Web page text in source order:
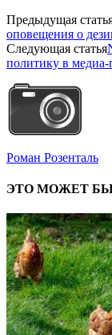
Предыдущая
оповещения о
Следующая статья
политику в медиа-
Роман Розенталь
ЭТО МОЖЕТ